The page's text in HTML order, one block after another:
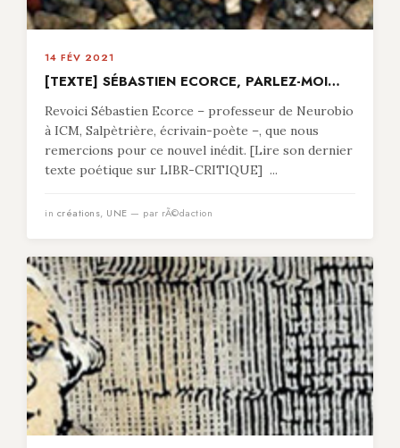
14 FÉV 2021
[TEXTE] SÉBASTIEN ECORCE, PARLEZ-MOI…
Revoici Sébastien Ecorce – professeur de Neurobio
à ICM, Salpètrière, écrivain-poète –, que nous
remercions pour ce nouvel inédit. [Lire son dernier
texte poétique sur LIBR-CRITIQUE] ...
in créations, UNE — par rÃ©daction